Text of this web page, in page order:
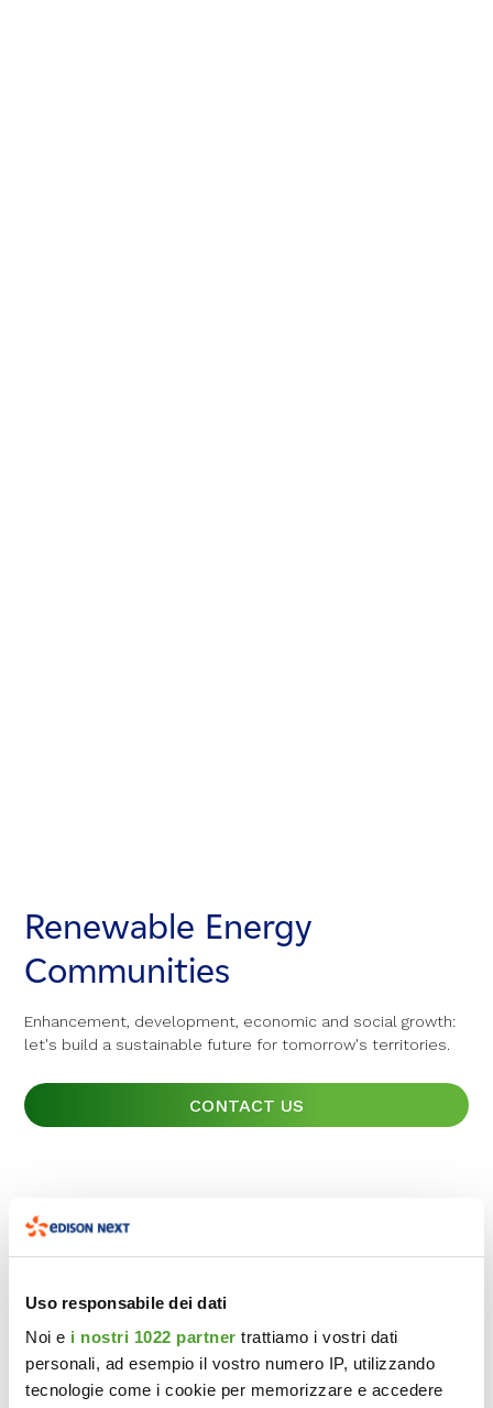
Uso responsabile dei dati
Noi e i nostri 1022 partner trattiamo i vostri dati
personali, ad esempio il vostro numero IP, utilizzando
tecnologie come i cookie per memorizzare e accedere
Renewable Energy
Communities
Enhancement, development, economic and social growth:
let's build a sustainable future for tomorrow's territories.
CONTACT US
Renewable Energy
Communities
Enhancement, development, economic and social growth:
let's build a sustainable future for tomorrow's territories.
CONTACT US
Renewable Energy
Communities
Enhancement, development, economic and social growth:
let's build a sustainable future for tomorrow's territories.
CONTACT US